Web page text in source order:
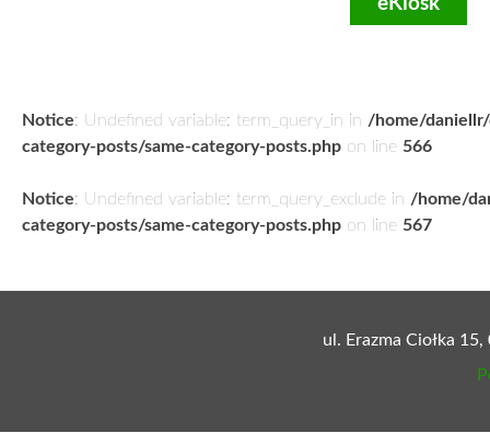
eKiosk
Notice: Undefined variable: term_query_in in /home/
category-posts/same-category-posts.php on line 566
Notice: Undefined variable: term_query_exclude in /home/
category-posts/same-category-posts.php on line 567
ul. Erazma Ciołka